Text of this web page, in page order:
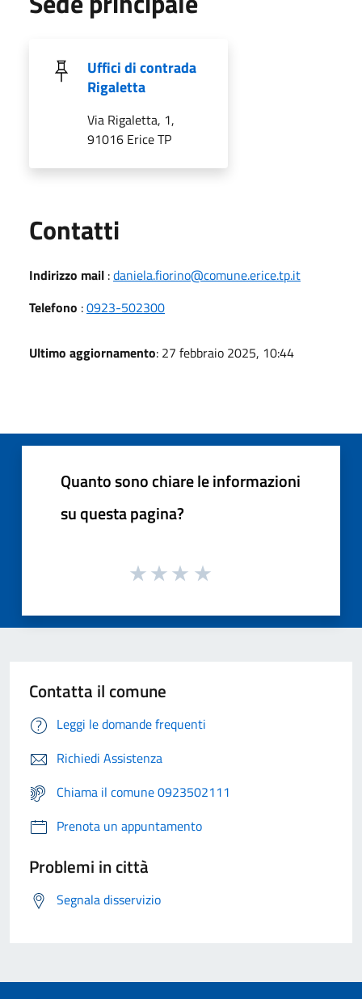
Uffici di contrada
Rigaletta
Via Rigaletta, 1,
91016 Erice TP
Contatti
Indirizzo mail :daniela.fiorino@comune.erice.tp.it
Telefono :0923-502300
Ultimo aggiornamento: 27 febbraio 2025, 10:44
Quanto sono chiare le informazioni
su questa pagina?
Contatta il comune
Leggi le domande frequenti
Richiedi Assistenza
Chiama il comune 0923502111
Prenota un appuntamento
Problemi in città
Segnala disservizio